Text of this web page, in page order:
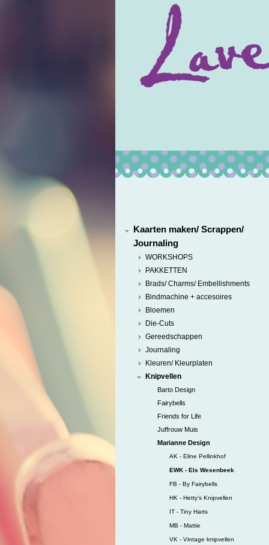
Kaarten maken/ Scrappen/
Journaling
WORKSHOPS
PAKKETTEN
Brads/ Charms/ Embellishments
Bindmachine + accesoires
Bloemen
Die-Cuts
Gereedschappen
Journaling
Kleuren/ Kleurplaten
Knipvellen
Barto Design
Fairybells
Friends for Life
Juffrouw Muis
Marianne Design
AK - Eline Pellinkhof
EWK - Els Wesenbeek
FB - By Fairybells
HK - Hetty's Knipvellen
IT - Tiny Harts
MB - Mattie
VK - Vintage knipvellen